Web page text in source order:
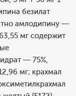
безилат
амлодипину —
мг содержит
— 75%,
мг; крахмал